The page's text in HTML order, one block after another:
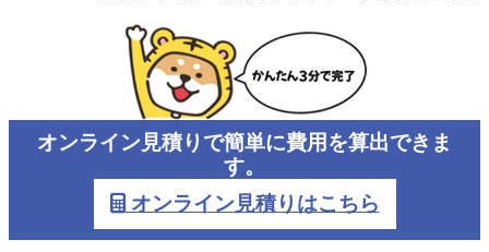
オンライン見積りで簡単に費用を算出できま
す。
オンライン見積りはこちら